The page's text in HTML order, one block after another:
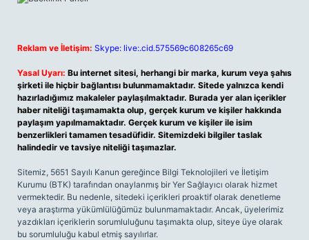
Reklam ve İletişim: Skype: live:.cid.575569c608265c69
Yasal Uyarı: Bu internet sitesi, herhangi bir marka, kurum veya şahıs
şirketi ile hiçbir bağlantısı bulunmamaktadır. Sitede yalnızca kendi
hazırladığımız makaleler paylaşılmaktadır. Burada yer alan içerikler
haber niteliği taşımamakta olup, gerçek kurum ve kişiler hakkında
paylaşım yapılmamaktadır. Gerçek kurum ve kişiler ile isim
benzerlikleri tamamen tesadüfidir. Sitemizdeki bilgiler taslak
halindedir ve tavsiye niteliği taşımazlar.
Sitemiz, 5651 Sayılı Kanun gereğince Bilgi Teknolojileri ve İletişim
Kurumu (BTK) tarafından onaylanmış bir Yer Sağlayıcı olarak hizmet
vermektedir. Bu nedenle, sitedeki içerikleri proaktif olarak denetleme
veya araştırma yükümlülüğümüz bulunmamaktadır. Ancak, üyelerimiz
yazdıkları içeriklerin sorumluluğunu taşımakta olup, siteye üye olarak
bu sorumluluğu kabul etmiş sayılırlar.